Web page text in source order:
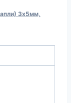
3х5мм,